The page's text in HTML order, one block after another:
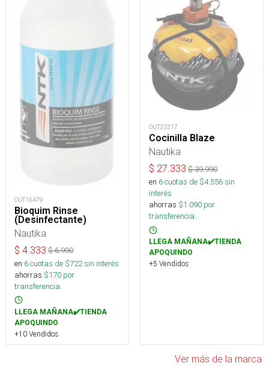
OUT16479
Bioquim Rinse
(Desinfectante)
Nautika
$ 4.333 $6.990
en 6cuotas de $722sin interés
ahorras $170 por
transferencia.
LLEGA MAÑANA✔️TIENDA
APOQUINDO
+10 Vendidos
OUT33317
Cocinilla Blaze
Nautika
$ 27.333 $39.990
en 6cuotas de $4.556sin
interés
ahorras $1.090 por
transferencia.
LLEGA MAÑANA✔️TIENDA
APOQUINDO
+5 Vendidos
Ver más de la marca